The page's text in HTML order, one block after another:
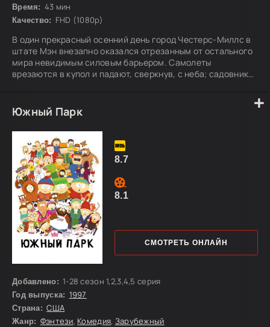
Время: 43 мин
Качество: FHD (1080p)
В один прекрасный осенний день город Честерс-Миллс в
штате Мэн внезапно оказался отрезанным от остального
мира невидимым силовым барьером. Самолеты
врезаются в купол и падают, сверкнув, с неба; садовник
близким; автомобили взрываются при столкновении с
куполом. Никто не понимает, что это за преграда, откуда
она взялась и исчезнет ли она.
Южный Парк
Добавлено: 1-28 сезон 1,2,3,4,5 серия
Год выпуска: 1997
Страна: США
Жанр: Фэнтези, Комедия, Зарубежный
СМОТРЕТЬ ОНЛАЙН
8.7
8.1